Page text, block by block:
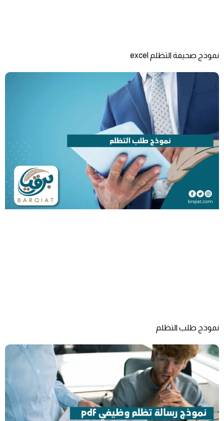
نموذج صحيفة التظلم excel
نموذج طلب التظلم